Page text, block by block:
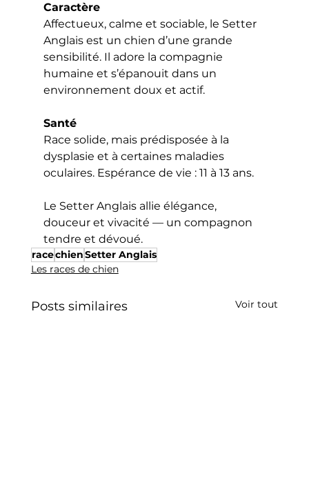
Caractère
Affectueux, calme et sociable, le Setter
Anglais est un chien d’une grande
sensibilité. Il adore la compagnie
humaine et s’épanouit dans un
environnement doux et actif.
Santé
Race solide, mais prédisposée à la
dysplasie et à certaines maladies
oculaires. Espérance de vie : 11 à 13 ans.
Le Setter Anglais allie élégance,
douceur et vivacité — un compagnon
tendre et dévoué.
racechienSetter Anglais
Les races de chien
Posts similaires Voir tout